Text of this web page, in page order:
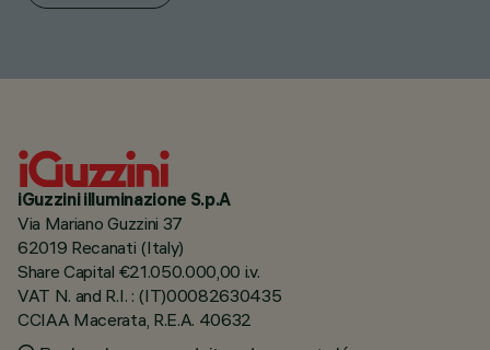
iGuzzini illuminazione S.p.A
Via Mariano Guzzini 37
62019 Recanati (Italy)
Share Capital €21.050.000,00 i.v.
VAT N. and R.I. : (IT)00082630435
CCIAA Macerata, R.E.A. 40632